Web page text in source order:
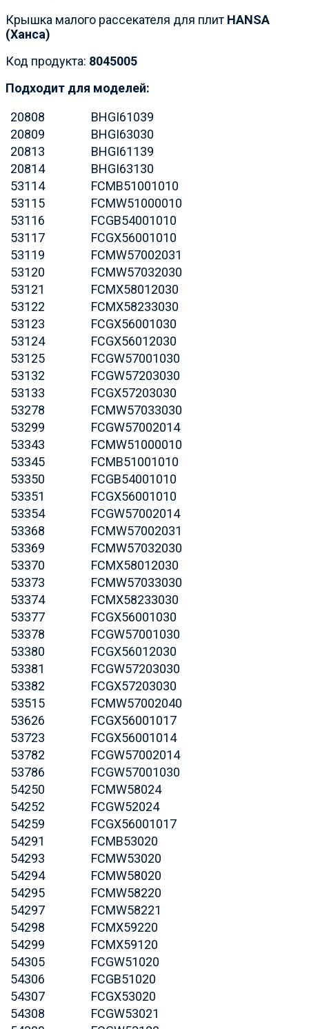
Крышка малого рассекателя для плит HANSA
(Ханса)
Код продукта: 8045005
Подходит для моделей:
20808
BHGI61039
20809
BHGI63030
20813
BHGI61139
20814
BHGI63130
53114
FCMB51001010
53115
FCMW51000010
53116
FCGB54001010
53117
FCGX56001010
53119
FCMW57002031
53120
FCMW57032030
53121
FCMX58012030
53122
FCMX58233030
53123
FCGX56001030
53124
FCGX56012030
53125
FCGW57001030
53132
FCGW57203030
53133
FCGX57203030
53278
FCMW57033030
53299
FCGW57002014
53343
FCMW51000010
53345
FCMB51001010
53350
FCGB54001010
53351
FCGX56001010
53354
FCGW57002014
53368
FCMW57002031
53369
FCMW57032030
53370
FCMX58012030
53373
FCMW57033030
53374
FCMX58233030
53377
FCGX56001030
53378
FCGW57001030
53380
FCGX56012030
53381
FCGW57203030
53382
FCGX57203030
53515
FCMW57002040
53626
FCGX56001017
53723
FCGX56001014
53782
FCGW57002014
53786
FCGW57001030
54250
FCMW58024
54252
FCGW52024
54259
FCGX56001017
54291
FCMB53020
54293
FCMW53020
54294
FCMW58020
54295
FCMW58220
54297
FCMW58221
54298
FCMX59220
54299
FCMX59120
54305
FCGW51020
54306
FCGB51020
54307
FCGX53020
54308
FCGW53021